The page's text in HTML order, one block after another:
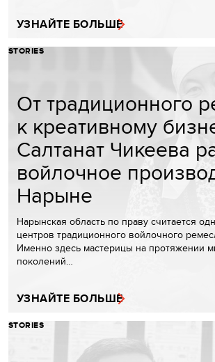
УЗНАЙТЕ БОЛЬШЕ
STORIES
От традиционного
к креативному
Салтанат Чикеева
войлочное
Нарыне
Нарынская область по праву считается
центров традиционного войлочного
Именно здесь мастерицы на протяжении
поколений…
УЗНАЙТЕ БОЛЬШЕ
STORIES